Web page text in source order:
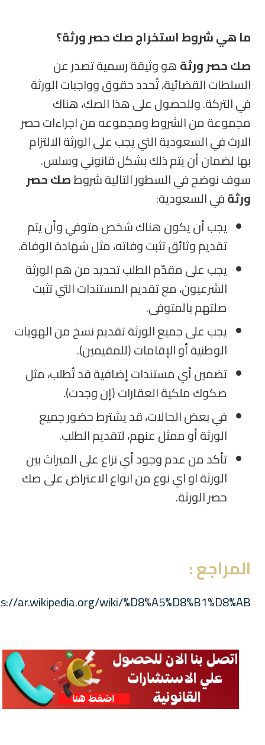
ما هيشروط استخراج صك حصر ورثة؟
صك حصر ورثةهو وثيقة رسمية تصدر عن
السلطات القضائية، تُحدد حقوق وواجبات الورثة
في التركة. وللحصول على هذا الصك، هناك
مجموعة من الشروط ومجموعه من اجراءات حصر
الارث في السعودية التي يجب على الورثة الالتزام
بها لضمان أن يتم ذلك بشكل قانوني وسلس.
سوف نوضح في السطور التالية شروطصك حصر
ورثةفي السعودية:
يجب أن يكون هناك شخص متوفي وأن يتم
تقديم وثائق تثبت وفاته، مثل شهادة الوفاة.
يجب على مقدّم الطلب تحديد من هم الورثة
الشرعيون، مع تقديم المستندات التي تثبت
صلتهم بالمتوفى.
يجب على جميع الورثة تقديم نسخ من الهويات
الوطنية أو الإقامات (للمقيمين).
تضمين أي مستندات إضافية قد تُطلب، مثل
صكوك ملكية العقارات (إن وجدت).
في بعض الحالات، قد يشترط حضور جميع
الورثة أو ممثل عنهم، لتقديم الطلب.
تأكد من عدم وجود أي نزاع على الميراث بين
الورثة او اي نوع من انواع الاعتراض على صك
حصر الورثة.
المراجع :
ar.wikipedia.org/wiki/%D8%A5%D8%B1%D8%AB